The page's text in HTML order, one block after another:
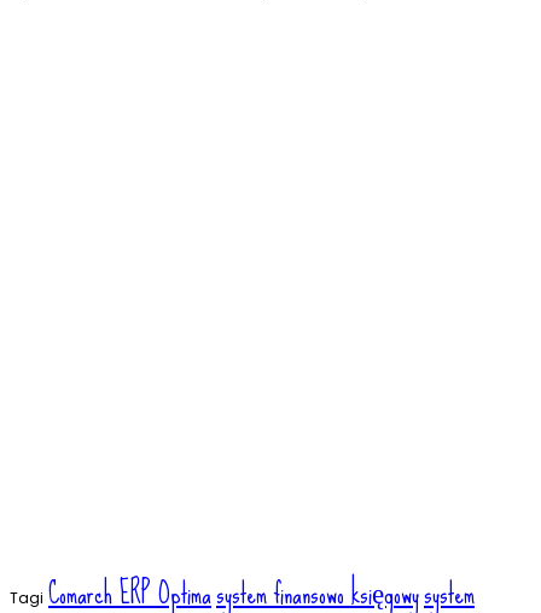
Tagi Comarch ERP Optimasystem finansowo księgowysystem